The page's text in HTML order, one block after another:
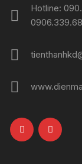
Hotline: